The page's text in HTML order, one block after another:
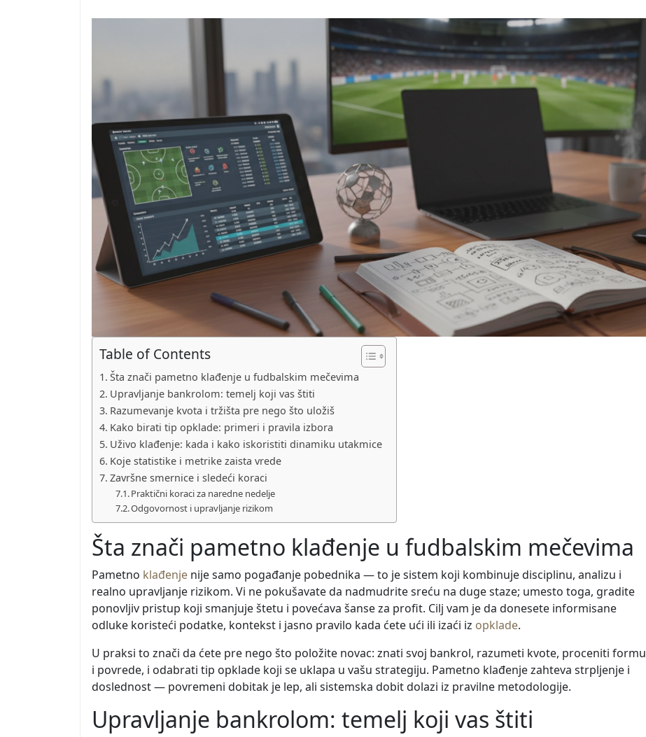
Table of Contents
Šta znači pametno klađenje u fudbalskim mečevima
Upravljanje bankrolom: temelj koji vas štiti
Razumevanje kvota i tržišta pre nego što uložiš
Kako birati tip opklade: primeri i pravila izbora
Uživo klađenje: kada i kako iskoristiti dinamiku utakmice
Koje statistike i metrike zaista vrede
Završne smernice i sledeći koraci
Praktični koraci za naredne nedelje
Odgovornost i upravljanje rizikom
Šta znači pametno klađenje u fudbalskim mečevima
Pametno klađenje nije samo pogađanje pobednika — to je sistem koji kombinuje disciplinu, analizu i
realno upravljanje rizikom. Vi ne pokušavate da nadmudrite sreću na duge staze; umesto toga, gradite
ponovljiv pristup koji smanjuje štetu i povećava šanse za profit. Cilj vam je da donesete informisane
odluke koristeći podatke, kontekst i jasno pravilo kada ćete ući ili izaći iz opklade.
U praksi to znači da ćete pre nego što položite novac: znati svoj bankrol, razumeti kvote, proceniti formu
i povrede, i odabrati tip opklade koji se uklapa u vašu strategiju. Pametno klađenje zahteva strpljenje i
doslednost — povremeni dobitak je lep, ali sistemska dobit dolazi iz pravilne metodologije.
Upravljanje bankrolom: temelj koji vas štiti